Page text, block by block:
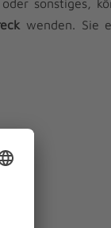
sonstiges,
wenden. Sie